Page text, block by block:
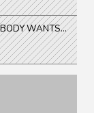
WANTS...